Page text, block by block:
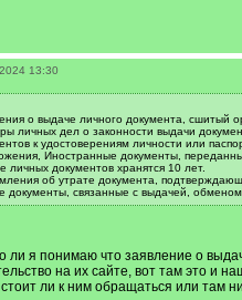
13:30
о выдаче личного документа, сшитый
личных дел о законности выдачи
к удостоверениям личности или
Иностранные документы,
личных документов хранятся 10 лет.
об утрате документа,
документы, связанные с выдачей,
ли я понимаю что заявление о
на их сайте, вот там это и
стоит ли к ним обращаться или там